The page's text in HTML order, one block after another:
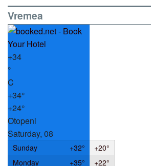
Vremea
+34
°
C
+34°
+24°
Otopeni
Saturday, 08
Sunday +32° +20°
Monday
+35° +22°